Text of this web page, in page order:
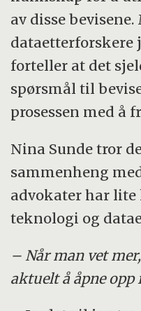
av disse bevisene.
dataetterforskere
forteller at det
spørsmål til
prosessen med å
Nina Sunde tror
sammenheng
advokater har lite
teknologi og
– Når man vet
aktuelt å åpne opp